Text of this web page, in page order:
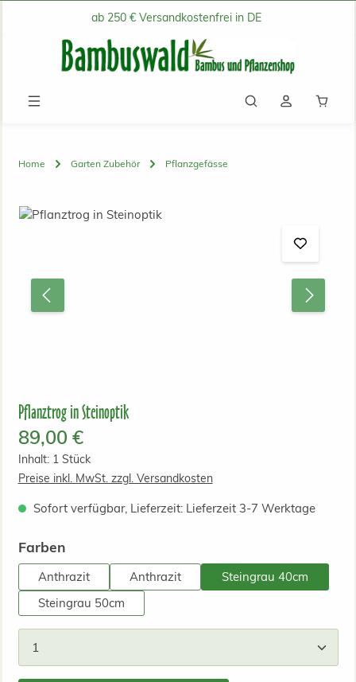
Zum Hauptinhalt springenab 250 € Versandkostenfrei in DE
Home Garten Zubehör Pflanzgefässe
Bildergalerie überspringen
Pflanztrog in Steinoptik
Regulärer Preis:
89,00 €
Inhalt: 1 Stück
Preise inkl. MwSt. zzgl. Versandkosten
Sofort verfügbar, Lieferzeit: Lieferzeit 3-7 Werktage
Farbenauswählen
Anthrazit Anthrazit
Steingrau 40cm
Steingrau 50cm